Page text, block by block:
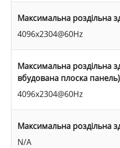
Максимальна роздільна
4096x2304@60Hz
Максимальна роздільна
вбудована плоска
4096x2304@60Hz
Максимальна роздільна
N/A